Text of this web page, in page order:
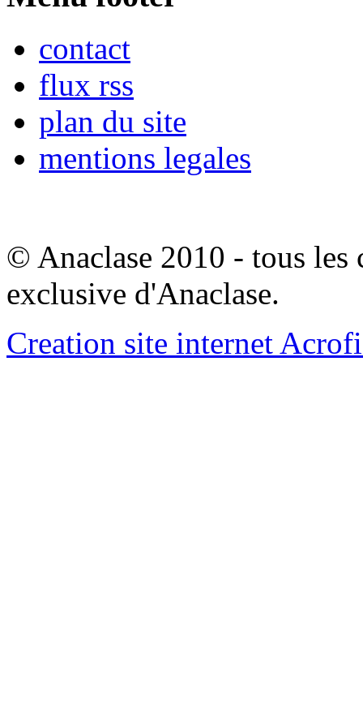
contact
flux rss
plan du site
mentions legales
© Anaclase 2010 - tous les
exclusive d'Anaclase.
Creation site internet